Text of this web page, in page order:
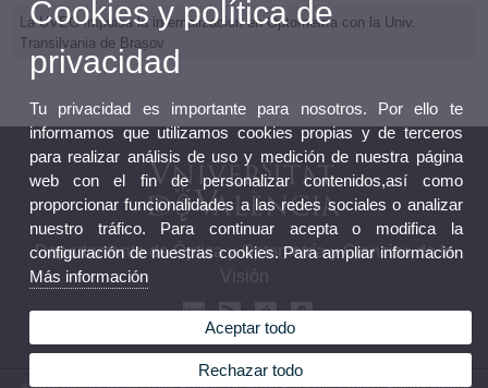
La UVEG impulsa la internalización en Optometría con la Univ.
Transilvania de Brașov
Departamento de Óptica y Optometría y Ciencias de la
Visión
Cookies y política de
privacidad
Tu privacidad es importante para nosotros. Por ello te
informamos que utilizamos cookies propias y de terceros
para realizar análisis de uso y medición de nuestra página
web con el fin de personalizar contenidos,así como
proporcionar funcionalidades a las redes sociales o analizar
nuestro tráfico. Para continuar acepta o modifica la
configuración de nuestras cookies. Para ampliar información
Más información
Aceptar todo
Rechazar todo